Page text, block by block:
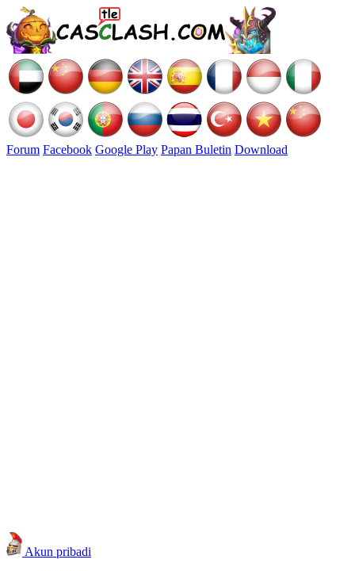
Forum Facebook Google Play Papan Buletin Download
Akun pribadi